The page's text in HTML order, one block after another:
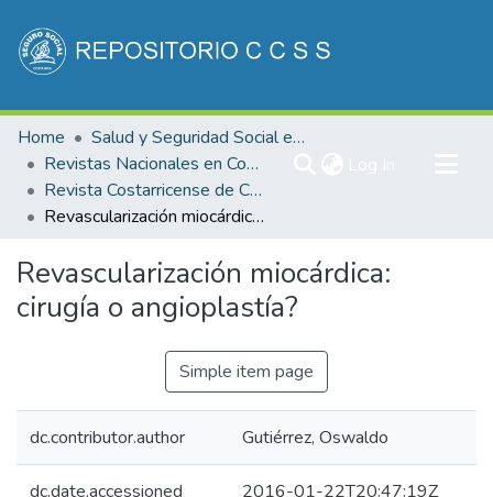
Communities & Collections
All of DSpace
Statistics
Home
Salud y Seguridad Social en Costa Rica
Revistas Nacionales en Costa Rica
Revista Costarricense de Cardiología
Revascularización miocárdica: cirugía o angioplastía?
Revascularización miocárdica:
cirugía o angioplastía?
Simple item page
dc.contributor.author Gutiérrez, Oswaldo
dc.date.accessioned 2016-01-22T20:47:19Z